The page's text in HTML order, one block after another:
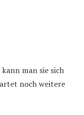
man sie sich
noch weitere